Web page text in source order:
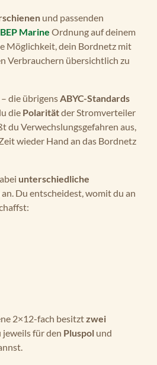
und passenden
BEP Marine Ordnung auf deinem
Möglichkeit, dein Bordnetz mit
Verbrauchern übersichtlich zu
die übrigensABYC-Standards
die Polaritätder Stromverteiler
du Verwechslungsgefahren aus,
wieder Hand an das Bordnetz
unterschiedliche
Du entscheidest, womit du an
2×12-fach besitztzwei
jeweils für den Pluspol und